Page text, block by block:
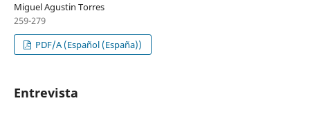
Miguel Agustin Torres
259-279
PDF/A (Español (España))
Entrevista